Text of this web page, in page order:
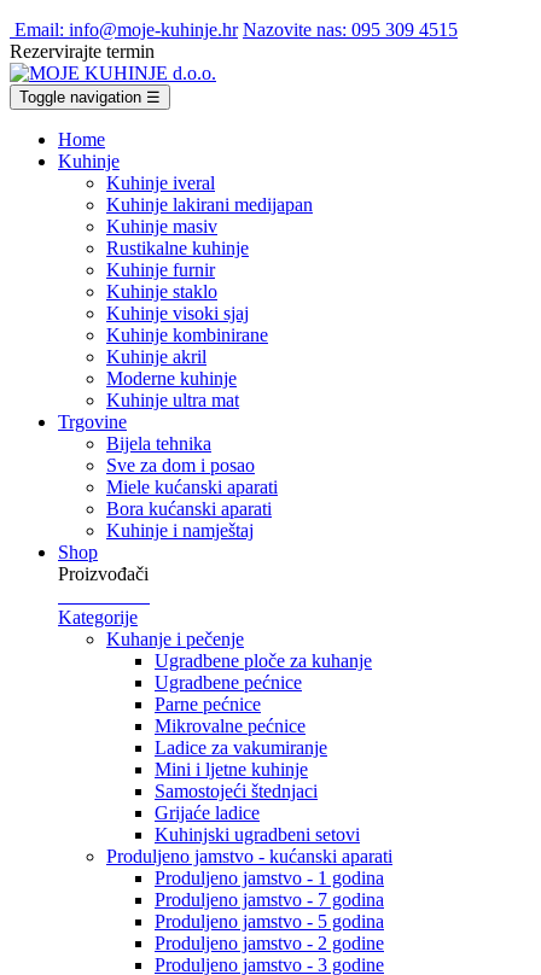
Email: info@moje-kuhinje.hr Nazovite nas: 095 309 4515
Rezervirajte termin
Toggle navigation ☰
Home
Kuhinje
Kuhinje iveral
Kuhinje lakirani medijapan
Kuhinje masiv
Rustikalne kuhinje
Kuhinje furnir
Kuhinje staklo
Kuhinje visoki sjaj
Kuhinje kombinirane
Kuhinje akril
Moderne kuhinje
Kuhinje ultra mat
Trgovine
Bijela tehnika
Sve za dom i posao
Miele kućanski aparati
Bora kućanski aparati
Kuhinje i namještaj
Shop
Proizvođači
Kategorije
Kuhanje i pečenje
Ugradbene ploče za kuhanje
Ugradbene pećnice
Parne pećnice
Mikrovalne pećnice
Ladice za vakumiranje
Mini i ljetne kuhinje
Samostojeći štednjaci
Grijaće ladice
Kuhinjski ugradbeni setovi
Produljeno jamstvo - kućanski aparati
Produljeno jamstvo - 1 godina
Produljeno jamstvo - 7 godina
Produljeno jamstvo - 5 godina
Produljeno jamstvo - 2 godine
Produljeno jamstvo - 3 godine